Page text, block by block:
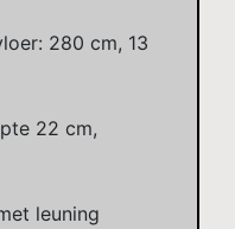
280 cm, 13
22 cm,
leuning